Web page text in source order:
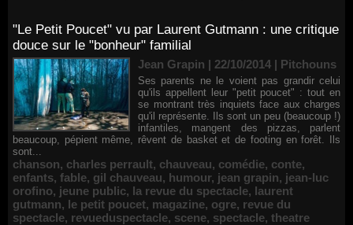
"Le Petit Poucet" vu par Laurent Gutmann : une critique
douce sur le "bonheur" familial
Jean Grapin | 22/10/2014 | Pitchouns
Ses parents ne le voient pas grandir celui
qu'ils appellent leur "petit poucet" : tout en
se montrant très inquiets face aux charges
qu'il représente. Ils sont un peu (beaucoup !)
infantiles, mangent des pizzas, parlent
beaucoup, pépient même, rêvent de basket et de footing en forêt. Ils
sont...
chanson, charles perrault, chauveau, comédie, conte,
enfants, fable, gil chauveau, humour, jean grapin, jean-luc
orofino, jeune public, la revue du spectacle, laurent
gutmann, le petit poucet, magazine, ogre, revue du
spectacle, revueduspectacle, scene, spectacle, theatre